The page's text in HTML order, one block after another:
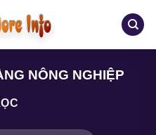
NÔNG NGHIỆP